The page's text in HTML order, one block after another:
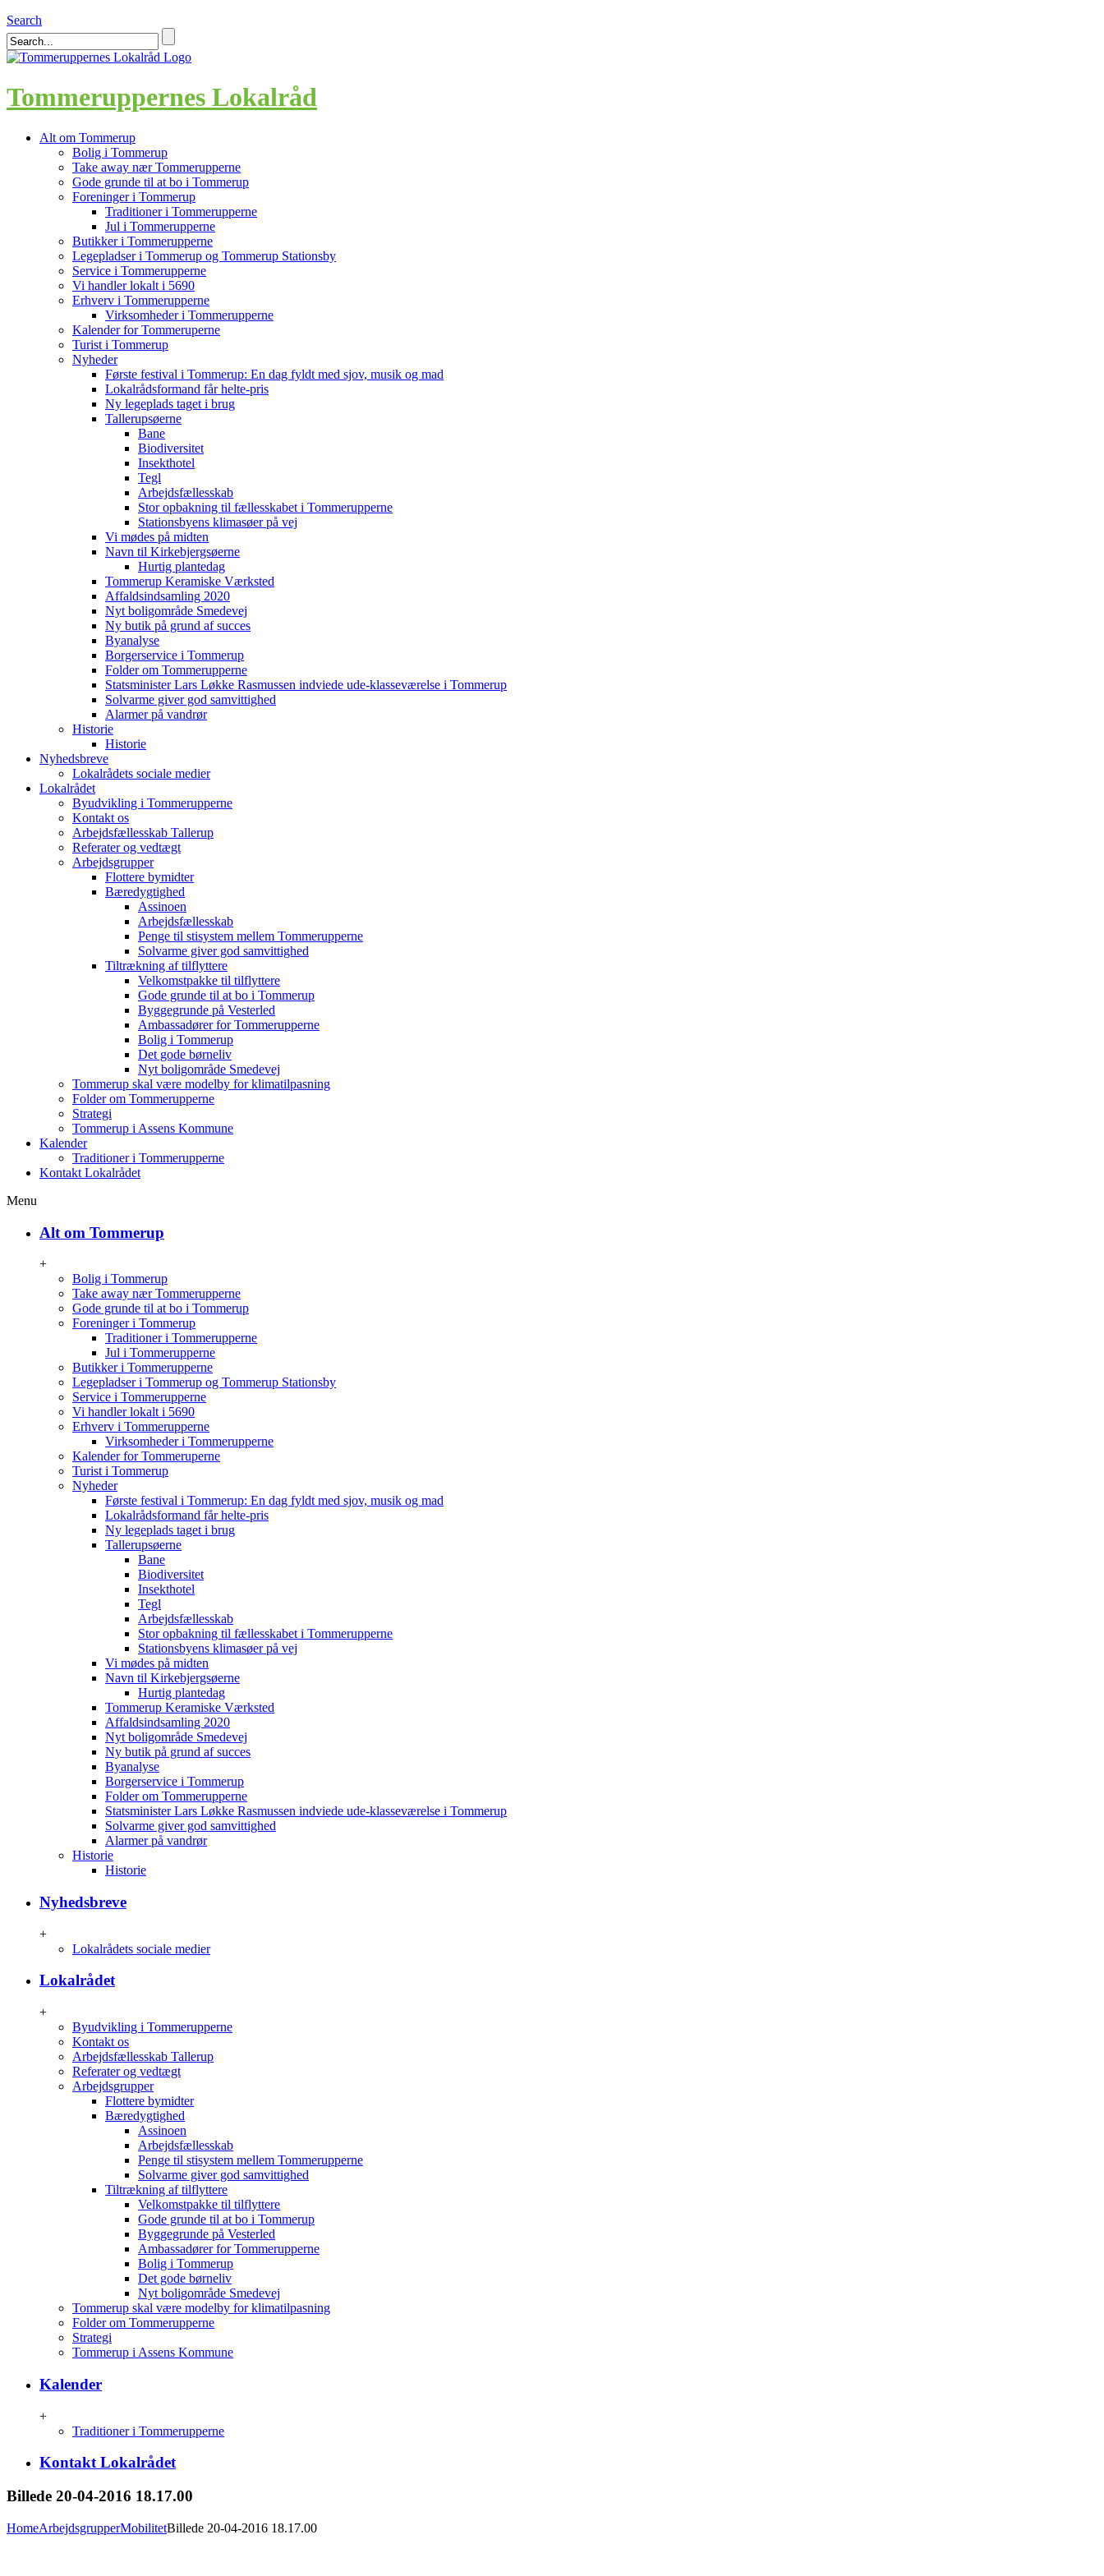
Search
Tommeruppernes Lokalråd
Alt om Tommerup
Bolig i Tommerup
Take away nær Tommerupperne
Gode grunde til at bo i Tommerup
Foreninger i Tommerup
Traditioner i Tommerupperne
Jul i Tommerupperne
Butikker i Tommerupperne
Legepladser i Tommerup og Tommerup Stationsby
Service i Tommerupperne
Vi handler lokalt i 5690
Erhverv i Tommerupperne
Virksomheder i Tommerupperne
Kalender for Tommeruperne
Turist i Tommerup
Nyheder
Første festival i Tommerup: En dag fyldt med sjov, musik og mad
Lokalrådsformand får helte-pris
Ny legeplads taget i brug
Tallerupsøerne
Bane
Biodiversitet
Insekthotel
Tegl
Arbejdsfællesskab
Stor opbakning til fællesskabet i Tommerupperne
Stationsbyens klimasøer på vej
Vi mødes på midten
Navn til Kirkebjergsøerne
Hurtig plantedag
Tommerup Keramiske Værksted
Affaldsindsamling 2020
Nyt boligområde Smedevej
Ny butik på grund af succes
Byanalyse
Borgerservice i Tommerup
Folder om Tommerupperne
Statsminister Lars Løkke Rasmussen indviede ude-klasseværelse i Tommerup
Solvarme giver god samvittighed
Alarmer på vandrør
Historie
Historie
Nyhedsbreve
Lokalrådets sociale medier
Lokalrådet
Byudvikling i Tommerupperne
Kontakt os
Arbejdsfællesskab Tallerup
Referater og vedtægt
Arbejdsgrupper
Flottere bymidter
Bæredygtighed
Assinoen
Arbejdsfællesskab
Penge til stisystem mellem Tommerupperne
Solvarme giver god samvittighed
Tiltrækning af tilflyttere
Velkomstpakke til tilflyttere
Gode grunde til at bo i Tommerup
Byggegrunde på Vesterled
Ambassadører for Tommerupperne
Bolig i Tommerup
Det gode børneliv
Nyt boligområde Smedevej
Tommerup skal være modelby for klimatilpasning
Folder om Tommerupperne
Strategi
Tommerup i Assens Kommune
Kalender
Traditioner i Tommerupperne
Kontakt Lokalrådet
Menu
Alt om Tommerup
+
Bolig i Tommerup
Take away nær Tommerupperne
Gode grunde til at bo i Tommerup
Foreninger i Tommerup
Traditioner i Tommerupperne
Jul i Tommerupperne
Butikker i Tommerupperne
Legepladser i Tommerup og Tommerup Stationsby
Service i Tommerupperne
Vi handler lokalt i 5690
Erhverv i Tommerupperne
Virksomheder i Tommerupperne
Kalender for Tommeruperne
Turist i Tommerup
Nyheder
Første festival i Tommerup: En dag fyldt med sjov, musik og mad
Lokalrådsformand får helte-pris
Ny legeplads taget i brug
Tallerupsøerne
Bane
Biodiversitet
Insekthotel
Tegl
Arbejdsfællesskab
Stor opbakning til fællesskabet i Tommerupperne
Stationsbyens klimasøer på vej
Vi mødes på midten
Navn til Kirkebjergsøerne
Hurtig plantedag
Tommerup Keramiske Værksted
Affaldsindsamling 2020
Nyt boligområde Smedevej
Ny butik på grund af succes
Byanalyse
Borgerservice i Tommerup
Folder om Tommerupperne
Statsminister Lars Løkke Rasmussen indviede ude-klasseværelse i Tommerup
Solvarme giver god samvittighed
Alarmer på vandrør
Historie
Historie
Nyhedsbreve
+
Lokalrådets sociale medier
Lokalrådet
+
Byudvikling i Tommerupperne
Kontakt os
Arbejdsfællesskab Tallerup
Referater og vedtægt
Arbejdsgrupper
Flottere bymidter
Bæredygtighed
Assinoen
Arbejdsfællesskab
Penge til stisystem mellem Tommerupperne
Solvarme giver god samvittighed
Tiltrækning af tilflyttere
Velkomstpakke til tilflyttere
Gode grunde til at bo i Tommerup
Byggegrunde på Vesterled
Ambassadører for Tommerupperne
Bolig i Tommerup
Det gode børneliv
Nyt boligområde Smedevej
Tommerup skal være modelby for klimatilpasning
Folder om Tommerupperne
Strategi
Tommerup i Assens Kommune
Kalender
+
Traditioner i Tommerupperne
Kontakt Lokalrådet
Billede 20-04-2016 18.17.00
HomeArbejdsgrupperMobilitetBillede 20-04-2016 18.17.00